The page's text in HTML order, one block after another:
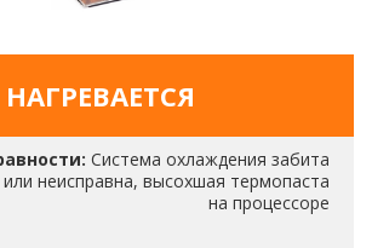
НАГРЕВАЕТСЯ
Система охлаждения забита
неисправна, высохшая термопаста
на процессоре